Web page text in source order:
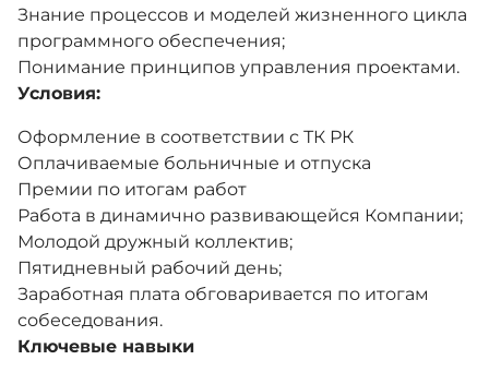
Знание процессов и моделей жизненного цикла
программного обеспечения;
Понимание принципов управления проектами.
Условия:
Оформление в соответствии с ТК РК
Оплачиваемые больничные и отпуска
Премии по итогам работ
Работа в динамично развивающейся Компании;
Молодой дружный коллектив;
Пятидневный рабочий день;
Заработная плата обговаривается по итогам
собеседования.
Ключевые навыки